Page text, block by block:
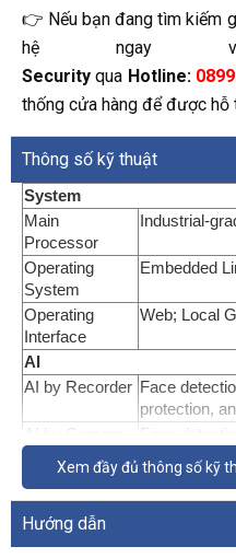
👉 Nếu bạn đang tìm kiếm
hệ ngay
Security qua Hotline:
thống cửa hàng để được hỗ
Thông số kỹ thuật
System
Main
Processor
Industrial-
Operating
System
Embedded
Operating
Interface
Web; Local
AI
AI by Recorder Face
protection,
Face
protection;
analysis;
Perimeter Protection
Perimeter
Performance AI
Xem đầy đủ thông số kỹ
Hướng dẫn